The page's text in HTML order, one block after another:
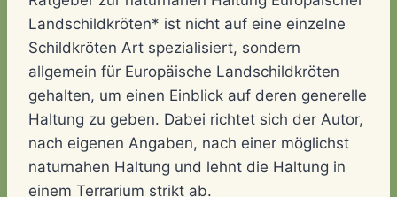
Landschildkröten* ist nicht auf eine einzelne
Schildkröten Art spezialisiert, sondern
allgemein für Europäische Landschildkröten
gehalten, um einen Einblick auf deren generelle
Haltung zu geben. Dabei richtet sich der Autor,
nach eigenen Angaben, nach einer möglichst
naturnahen Haltung und lehnt die Haltung in
einem Terrarium strikt ab.